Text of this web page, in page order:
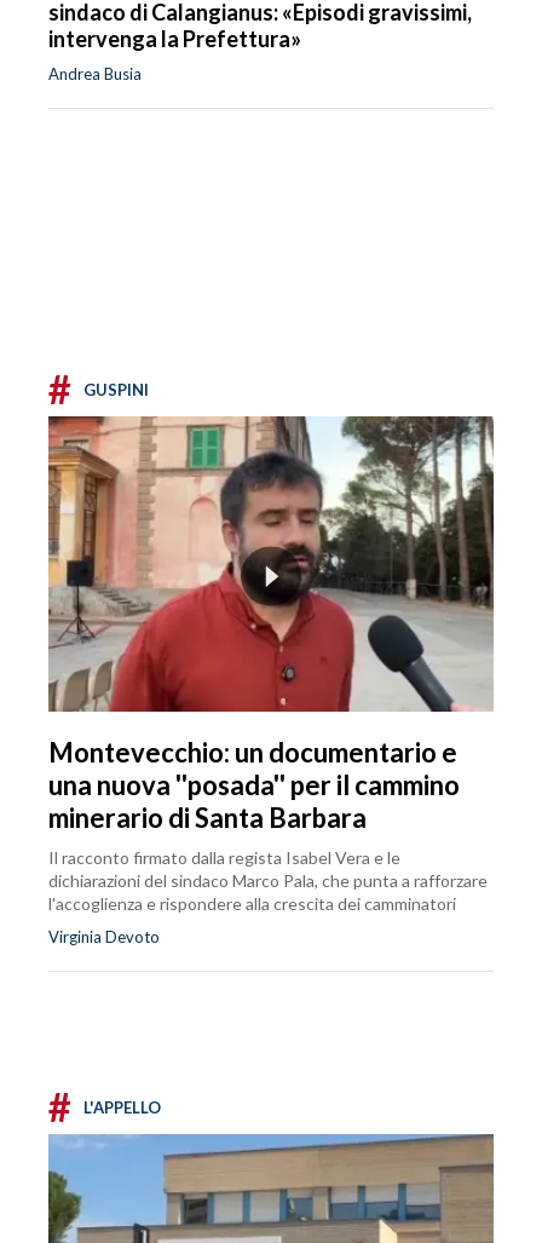
sindaco di Calangianus: «Episodi gravissimi,
intervenga la Prefettura»
Andrea Busia
# GUSPINI
Montevecchio: un documentario e
una nuova ''posada'' per il cammino
minerario di Santa Barbara
Il racconto firmato dalla regista Isabel Vera e le
dichiarazioni del sindaco Marco Pala, che punta a rafforzare
l'accoglienza e rispondere alla crescita dei camminatori
Virginia Devoto
# L'APPELLO